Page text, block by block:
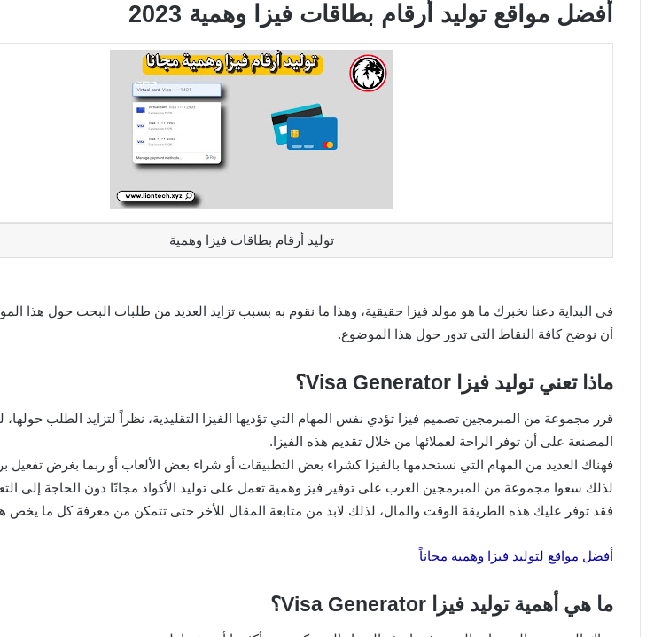
أفضل مواقع توليد أرقام بطاقات فيزا وهمية 2023
توليد أرقام بطاقات فيزا وهمية
في البداية دعنا نخبرك ما هو مولد فيزا حقيقية، وهذا ما نقوم به بسبب تزايد العديد من طلبات البحث حول هذا
أن نوضح كافة النقاط التي تدور حول هذا الموضوع.
ماذا تعني توليد فيزا Visa Generator؟
قرر مجموعة من المبرمجين تصميم فيزا تؤدي نفس المهام التي تؤديها الفيزا التقليدية، نظراً لتزايد الطلب
المصنعة على أن توفر الراحة لعملائها من خلال تقديم هذه الفيزا.
فهناك العديد من المهام التي نستخدمها بالفيزا كشراء بعض التطبيقات أو شراء بعض الألعاب أو ربما بغرض تفعيل
لذلك سعوا مجموعة من المبرمجين العرب على توفير فيز وهمية تعمل على توليد الأكواد مجانًا دون الحاجة إلى
فقد توفر عليك هذه الطريقة الوقت والمال، لذلك لابد من متابعة المقال للأخر حتى تتمكن من معرفة كل ما يخص
أفضل مواقع لتوليد فيزا وهمية مجاناً
ما هي أهمية توليد فيزا Visa Generator؟